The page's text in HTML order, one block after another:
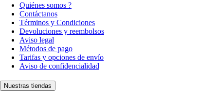
Quiénes somos ?
Contáctanos
Términos y Condiciones
Devoluciones y reembolsos
Aviso legal
Métodos de pago
Tarifas y opciones de envío
Aviso de confidencialidad
Nuestras tiendas